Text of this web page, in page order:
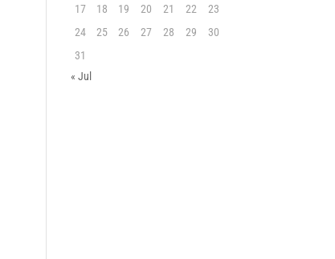
17
18 19 20 21 22
23
24
25 26 27 28 29
30
31
« Jul